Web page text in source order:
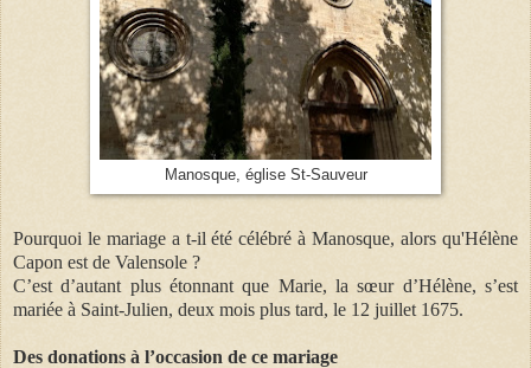
Manosque, église St-Sauveur
Pourquoi le mariage a t-il été célébré à Manosque, alors qu'Hélène
Capon est de Valensole ?
C’est d’autant plus étonnant que Marie, la sœur d’Hélène, s’est
mariée à Saint-Julien, deux mois plus tard, le 12 juillet 1675.
Des donations à l’occasion de ce mariage